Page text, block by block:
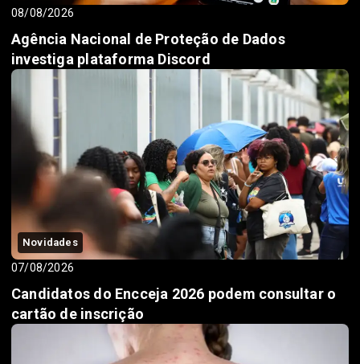
08/08/2026
Agência Nacional de Proteção de Dados
investiga plataforma Discord
Novidades
07/08/2026
Candidatos do Encceja 2026 podem consultar o
cartão de inscrição